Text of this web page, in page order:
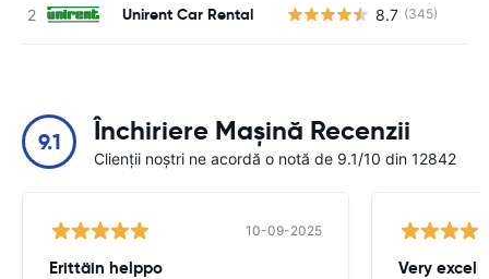
Unirent Car Rental 8.7 (345)
9.1 Închiriere Mașină Recenzii
Clienții noștri ne acordă o notă de 9.1/10 din 12842
10-09-2025
Erittäin helppo Very